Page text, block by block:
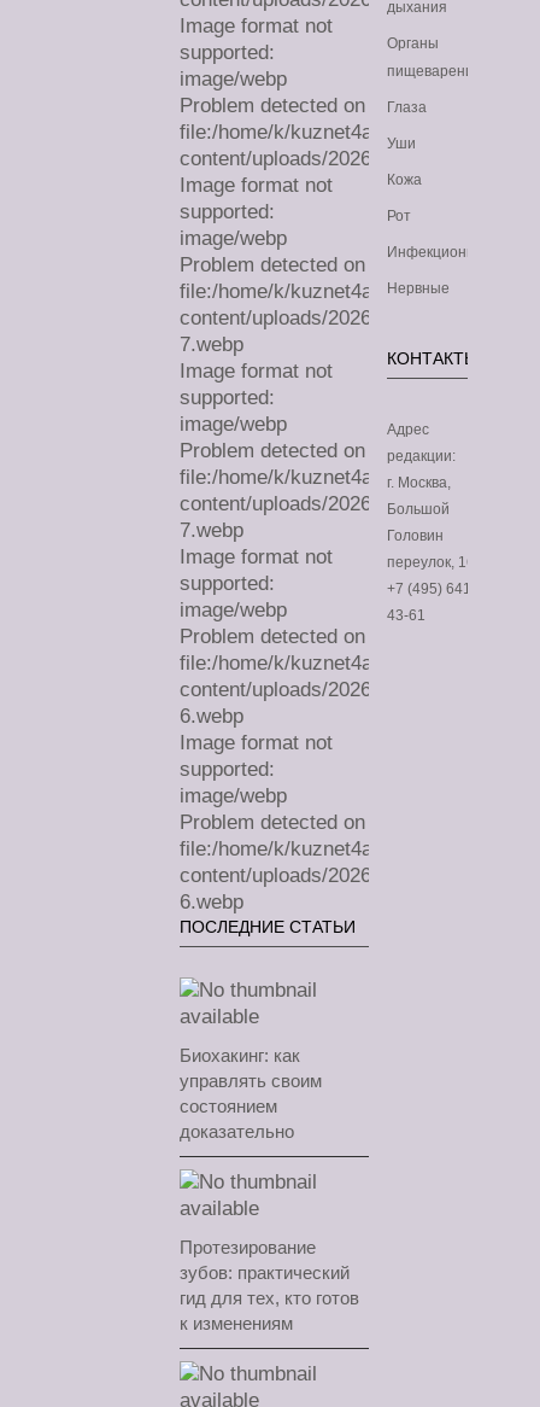
Image format not
supported:
image/webp
Problem detected on
file:/home/k/kuznet4a/
content/uploads/2026/08/sa.webp
Image format not
supported:
image/webp
Problem detected on
file:/home/k/kuznet4a/
content/uploads/2026/07/sa-
7.webp
Image format not
supported:
image/webp
Problem detected on
file:/home/k/kuznet4a/
content/uploads/2026/07/sa-
7.webp
Image format not
supported:
image/webp
Problem detected on
file:/home/k/kuznet4a/
content/uploads/2026/07/sa-
6.webp
Image format not
supported:
image/webp
Problem detected on
file:/home/k/kuznet4a/
content/uploads/2026/07/sa-
6.webp
ПОСЛЕДНИЕ СТАТЬИ
Биохакинг: как
управлять своим
состоянием
доказательно
Протезирование
зубов: практический
гид для тех, кто готов
к изменениям
дыхания
Органы
пищеварения
Глаза
Уши
Кожа
Рот
Инфекционные
Нервные
КОНТАКТЫ
Адрес
редакции:
г. Москва,
Большой
Головин
переулок, 16
+7 (495) 641-
43-61